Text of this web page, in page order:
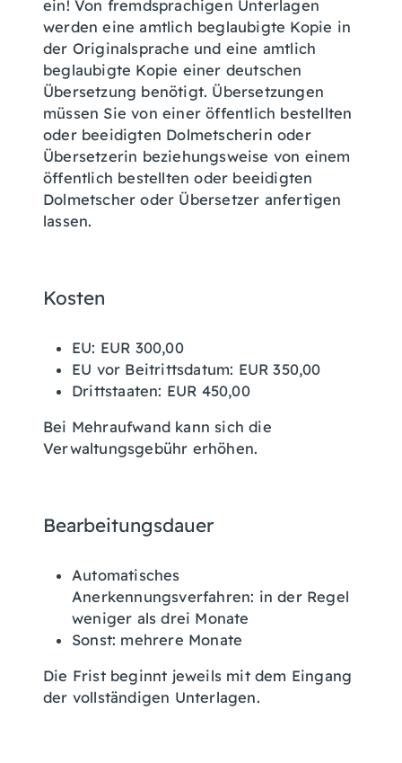
ein! Von fremdsprachigen Unterlagen
werden eine amtlich beglaubigte Kopie in
der Originalsprache und eine amtlich
beglaubigte Kopie einer deutschen
Übersetzung benötigt. Übersetzungen
müssen Sie von einer öffentlich bestellten
oder beeidigten Dolmetscherin oder
Übersetzerin beziehungsweise von einem
öffentlich bestellten oder beeidigten
Dolmetscher oder Übersetzer anfertigen
lassen.
Kosten
EU: EUR 300,00
EU vor Beitrittsdatum: EUR 350,00
Drittstaaten: EUR 450,00
Bei Mehraufwand kann sich die
Verwaltungsgebühr erhöhen.
Bearbeitungsdauer
Automatisches
Anerkennungsverfahren: in der Regel
weniger als drei Monate
Sonst: mehrere Monate
Die Frist beginnt jeweils mit dem Eingang
der vollständigen Unterlagen.